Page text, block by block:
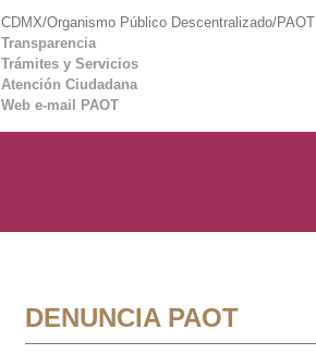
CDMX/Organismo Público Descentralizado/PAOT
Transparencia
Trámites y Servicios
Atención Ciudadana
Web e-mail PAOT
DENUNCIA PAOT